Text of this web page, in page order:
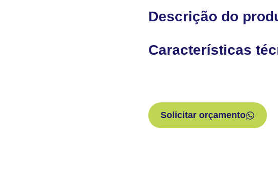
Descrição do
Características
Solicitar orçamento